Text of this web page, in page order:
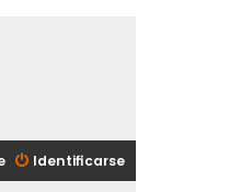
Identificarse